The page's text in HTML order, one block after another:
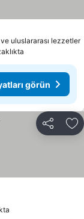
uluslararası lezzetler
görün
Paylaş